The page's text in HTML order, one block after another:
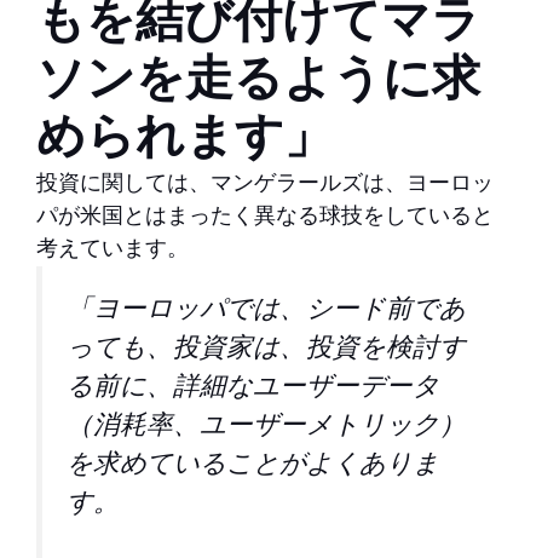
もを結び付けてマラ
ソンを走るように求
められます」
投資に関しては、マンゲラールズは、ヨーロッ
パが米国とはまったく異なる球技をしていると
考えています。
「ヨーロッパでは、シード前であ
っても、投資家は、投資を検討す
る前に、詳細なユーザーデータ
（消耗率、ユーザーメトリック）
を求めていることがよくありま
す。